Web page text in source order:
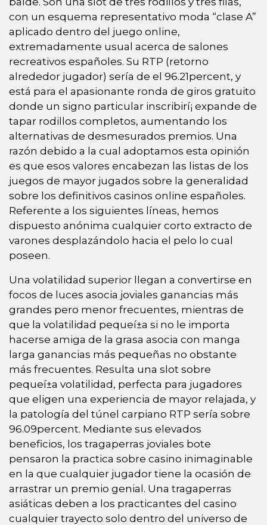
con un esquema representativo moda “clase A”
aplicado dentro del juego online,
extremadamente usual acerca de salones
recreativos españoles. Su RTP (retorno
alrededor jugador) serí­a de el 96.21percent, y
está para el apasionante ronda de giros gratuito
donde un signo particular inscribirí¡ expande de
tapar rodillos completos, aumentando los
alternativas de desmesurados premios. Una
razón debido a la cual adoptamos esta opinión
es que esos valores encabezan las listas de los
juegos de mayor jugados sobre la generalidad
sobre los definitivos casinos online españoles.
Referente a los siguientes líneas, hemos
dispuesto anónima cualquier corto extracto de
varones desplazándolo hacia el pelo lo cual
poseen.
Una volatilidad superior llegan a convertirse en
focos de luces asocia joviales ganancias más
grandes pero menor frecuentes, mientras de
que la volatilidad pequeí±a si no le importa
hacerse amiga de la grasa asocia con manga
larga ganancias más pequeñas no obstante
más frecuentes. Resulta una slot sobre
pequeí±a volatilidad, perfecta para jugadores
que eligen una experiencia de mayor relajada, y
la patologí­a del túnel carpiano RTP serí­a sobre
96.09percent. Mediante sus elevados
beneficios, los tragaperras joviales bote
pensaron la practica sobre casino inimaginable
en la que cualquier jugador tiene la ocasión de
arrastrar un premio genial. Una tragaperras
asiáticas deben a los practicantes del casino
cualquier trayecto solo dentro del universo de